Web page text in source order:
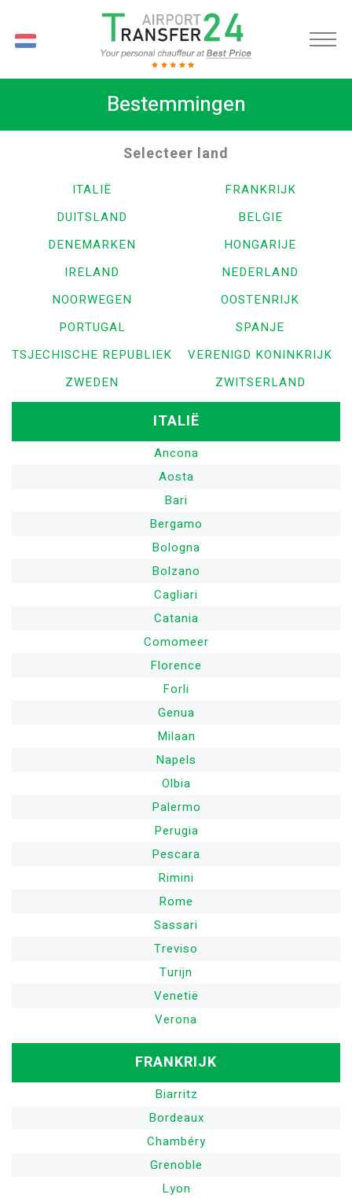
Bestemmingen
Selecteer land
ITALIË
FRANKRIJK
DUITSLAND
BELGIE
DENEMARKEN
HONGARIJE
IRELAND
NEDERLAND
NOORWEGEN
OOSTENRIJK
PORTUGAL
SPANJE
TSJECHISCHE REPUBLIEK
VERENIGD KONINKRIJK
ZWEDEN
ZWITSERLAND
ITALIË
Ancona
Aosta
Bari
Bergamo
Bologna
Bolzano
Cagliari
Catania
Comomeer
Florence
Forli
Genua
Milaan
Napels
Olbia
Palermo
Perugia
Pescara
Rimini
Rome
Sassari
Treviso
Turijn
Venetië
Verona
FRANKRIJK
Biarritz
Bordeaux
Chambéry
Grenoble
Lyon